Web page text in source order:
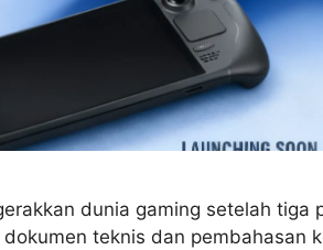
dunia gaming setelah tiga
teknis dan pembahasan